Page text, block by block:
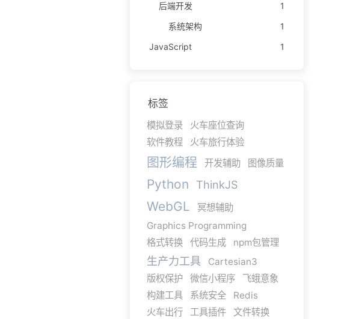
后端开发
1
系统架构
1
JavaScript
1
标签
模拟登录
火车座位查询
软件教程
火车旅行体验
图形编程 开发辅助 图像质量
Python ThinkJS
WebGL
冥想辅助
Graphics Programming
格式转换
代码生成 npm包管理
生产力工具
Cartesian3
版权保护
微信小程序
飞蛾意象
构建工具
系统安全
Redis
火车出行
工具插件
文件转换